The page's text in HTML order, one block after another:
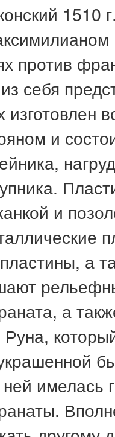
1510
против
себя
изготовлен
и
и
а
а
Руна,
имелась